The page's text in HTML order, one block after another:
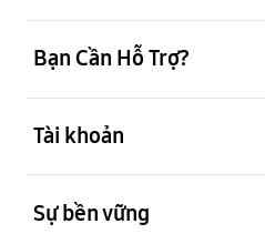
Bạn Cần Hỗ Trợ?
Tài khoản
Sự bền vững